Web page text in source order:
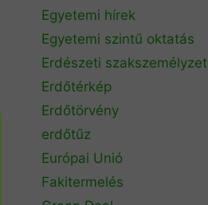
Egyetemi hírek
Egyetemi szintű oktatás
Erdészeti szakszemélyzet
Erdőtérkép
Erdőtörvény
erdőtűz
Európai Unió
Fakitermelés